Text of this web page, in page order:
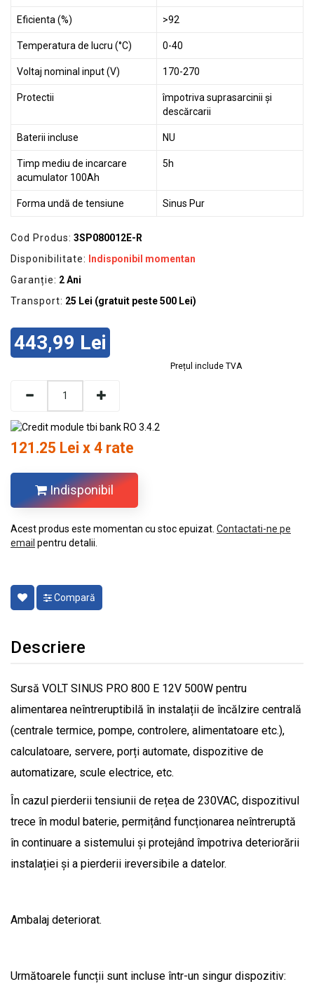
Eficienta (%) >92
Temperatura de lucru (°C) 0-40
Voltaj nominal input (V) 170-270
Protectii
împotriva suprasarcinii și
descărcarii
Baterii incluse NU
Timp mediu de incarcare
acumulator 100Ah
5h
Forma undă de tensiune Sinus Pur
Cod Produs: 3SP080012E-R
Disponibilitate:
Indisponibil momentan
Garanție: 2 Ani
Transport: 25 Lei (gratuit peste 500 Lei)
443,99 Lei
Prețul include TVA
121.25 Lei x 4 rate
Indisponibil
Acest produs este momentan cu stoc epuizat. Contactati-ne pe
email pentru detalii.
Compară
Descriere
Sursă VOLT SINUS PRO 800 E 12V 500W pentru
alimentarea neîntreruptibilă în instalații de încălzire centrală
(centrale termice, pompe, controlere, alimentatoare etc.),
calculatoare, servere, porți automate, dispozitive de
automatizare, scule electrice, etc.
În cazul pierderii tensiunii de rețea de 230VAC, dispozitivul
trece în modul baterie, permițând funcționarea neîntreruptă
în continuare a sistemului și protejând împotriva deteriorării
instalației și a pierderii ireversibile a datelor.
Ambalaj deteriorat.
Următoarele funcții sunt incluse într-un singur dispozitiv: